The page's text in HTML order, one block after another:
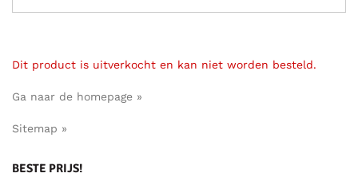
Dit product is uitverkocht en kan niet worden besteld.
Ga naar de homepage »
Sitemap »
BESTE PRIJS!